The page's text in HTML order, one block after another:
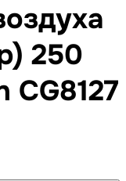
250
CG8127